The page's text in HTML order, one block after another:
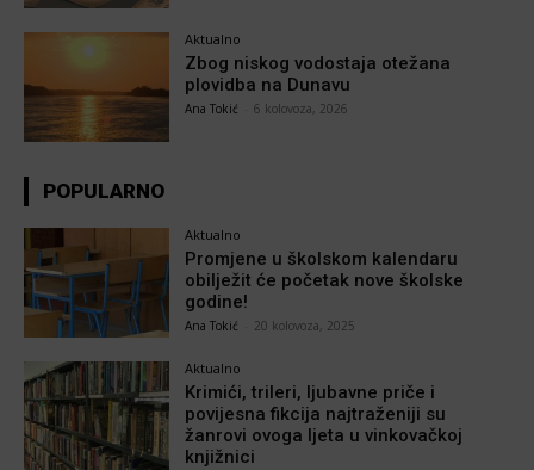
Aktualno
Zbog niskog vodostaja otežana
plovidba na Dunavu
Ana Tokić 6 kolovoza, 2026
POPULARNO
Aktualno
Promjene u školskom kalendaru
obilježit će početak nove školske
godine!
Ana Tokić 20 kolovoza, 2025
Aktualno
Krimići, trileri, ljubavne priče i
povijesna fikcija najtraženiji su
žanrovi ovoga ljeta u vinkovačkoj
knjižnici